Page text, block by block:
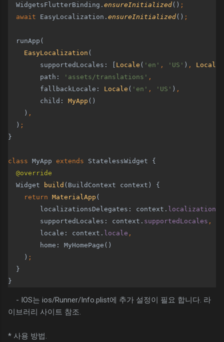
  WidgetsFlutterBinding.
ensureInitialized() ;
  await
EasyLocalization. ensureInitialized() ;
runApp(
EasyLocalization (
        supportedLocales: [
Locale ( 'en' , 'US' ) , Locale
path:
'assets/translations' ,
fallbackLocale: Locale ( 'en' , 'US' ) ,
child: MyApp ()
    )
,
) ;
}
class MyApp extends StatelessWidget {
@override
Widget
build (BuildContext context) {
return MaterialApp (
        localizationsDelegates: context.
supportedLocales: context. supportedLocales ,
locale: context. locale ,
home: MyHomePage()
    )
;
}
}
- IOS는 ios/Runner/Info.plist에 추가 설정이 필요 합니다. 라
이브러리 사이트 참조.
* 사용 방법.